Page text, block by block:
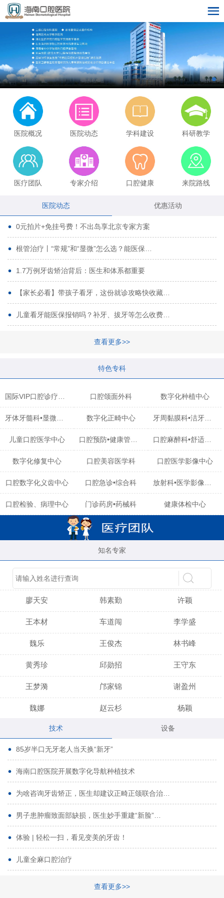
医院概况 医院动态 学科建设 科研教学
医疗团队 专家介绍 口腔健康 来院路线
医院动态 优惠活动
0元拍片+免挂号费！不出岛享北京专家方案
根管治疗丨“常规”和“显微”怎么选？能医保…
1.7万例牙齿矫治背后：医生和体系都重要
【家长必看】带孩子看牙，这份就诊攻略快收藏…
儿童看牙能医保报销吗？补牙、拔牙等怎么收费…
查看更多>>
特色专科
口腔颌面外科 数字化种植中心
数字化正畸中心 牙周黏膜科•洁牙中心
儿童口腔医学中心 口腔麻醉科•舒适化诊疗中心
数字化修复中心 口腔美容医学科 口腔医学影像中心
口腔数字化义齿中心 口腔急诊•综合科
口腔检验、病理中心 门诊药房•药械科 健康体检中心
知名专家
陈育玲 吴晓桃
廖天安 韩素勤 许颖
王本材 车道闯 李学盛
魏乐 王俊杰 林书峰
黄秀珍 邱勋招 王守东
王梦漪 邝家锦 谢盈州
魏娜 赵云杉 杨颖
黄启龙
代艳虹 林芳诚
曹香林 姜炳华
姚宗将 梁春晓
林夏羽 颜晶
路娜 商晔
周碧玲
技术 设备
85岁半口无牙老人当天换“新牙”
海南口腔医院开展数字化导航种植技术
为啥咨询牙齿矫正，医生却建议正畸正颌联合治…
男子患肿瘤致面部缺损，医生妙手重建“新脸”…
体验 | 轻松一扫，看见变美的牙齿！
儿童全麻口腔治疗
查看更多>>